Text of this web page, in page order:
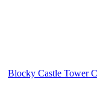
Blocky Castle Tower